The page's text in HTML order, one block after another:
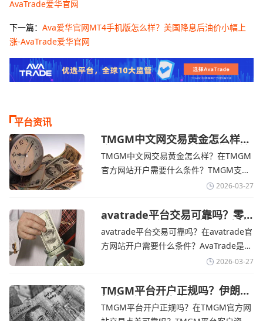
AvaTrade爱华官网
下一篇： Ava爱华官网MT4手机版怎么样？美国降息后油价小幅上
涨-AvaTrade爱华官网
平台资讯
TMGM中文网交易黄金怎么样？
金价下跌，市场评估伊朗停火前
景-TMGM官网
TMGM中文网交易黄金怎么样？在TMGM
官方网站开户需要什么条件？‌‌‌TMGM支持
全球主流的MT4/MT5平台，同时提供功能
险管理工具。通过TMGM官网交易资讯了
解，金价周四回落，受​美元走强和油价上
涨，使通胀担忧保持不变‌对加息的持续预
2026-03-27
avatrade平台交易可靠吗？零
售企业称中东地区冲突正推高成
本avatrade官网
avatrade平台交易可靠吗？在avatrade官
方网站开户需要什么条件？‌‌‌AvaTrade是一
个在交易优势和可靠性两方面都非常均衡
在学习和探索中成长的新手交易者。通过
avatrade官网交易资讯了解，零售企业警
告称，中东地区的冲突正在推高成本，如
2026-03-27
TMGM平台开户正规吗？伊朗仍
拒绝与美国直接谈判-TMGM官
网
TMGM平台开户正规吗？在TMGM官方网